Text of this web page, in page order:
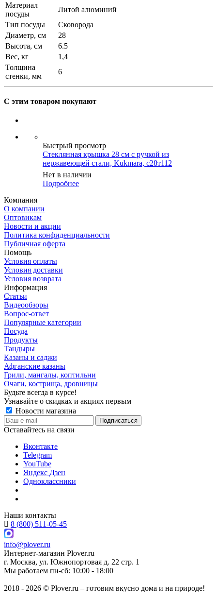
Материал
посуды
Литой алюминий
Тип посуды
Сковорода
Диаметр, см
28
Высота, см
6.5
Вес, кг
1,4
Толщина
стенки, мм
6
С этим товаром покупают
Быстрый просмотр
Стеклянная крышка 28 см с ручкой из
нержавеющей стали, Kukmara, с28т112
Нет в наличии
Подробнее
Компания
О компании
Оптовикам
Новости и акции
Политика конфиденциальности
Публичная оферта
Помощь
Условия оплаты
Условия доставки
Условия возврата
Информация
Статьи
Видеообзоры
Вопрос-ответ
Популярные категории
Посуда
Продукты
Тандыры
Казаны и саджи
Афганские казаны
Грили, мангалы, коптильни
Очаги, кострища, дровницы
Будьте всегда в курсе!
Узнавайте о скидках и акциях первым
Новости магазина
Оставайтесь на связи
Вконтакте
Telegram
YouTube
Яндекс Дзен
Одноклассники
Наши контакты
8 (800) 511-05-45
info@plover.ru
Интернет-магазин Plover.ru
г. Москва, ул. Южнопортовая д. 22 стр. 1
Мы работаем пн-сб: 10:00 - 18:00
2018 - 2026 © Plover.ru – готовим вкусно дома и на природе!